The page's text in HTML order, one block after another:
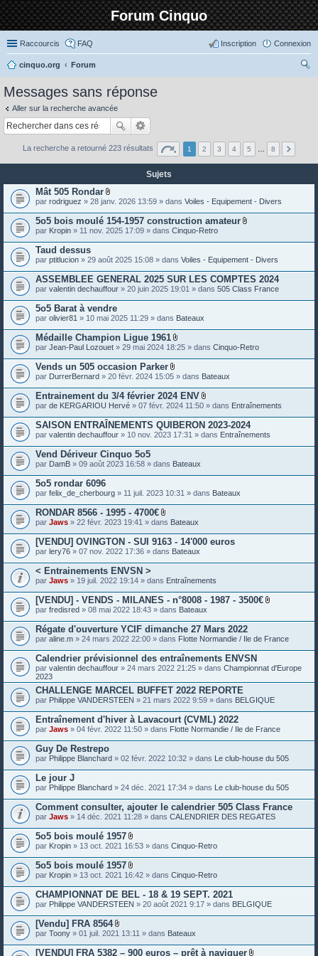
Forum Cinquo
Raccourcis FAQ Connexion
Inscription
cinquo.org
Forum
Messages sans réponse
Aller sur la recherche avancée
La recherche a retourné 223 résultats 1 2 3 4 5 8
Sujets
Mât 505 Rondar
P
è
c
e
s
o
n
t
e
s
par rodriguez » 28 janv. 2026 13:59 » dans Voiles - Equipement - Divers
5o5 bois moulé 154-1957 construction amateur
è
e
s
j
o
s
par Kropin » 11 nov. 2025 17:09 » dans Cinquo-Retro
Taud dessus
par ptitlucion » 29 août 2025 15:08 » dans Voiles - Equipement - Divers
ASSEMBLEE GENERAL 2025 SUR LES COMPTES 2024
par valentin dechauffour » 20 juin 2025 19:01 » dans 505 Class France
5o5 Barat à vendre
par olivier81 » 10 mai 2025 11:29 » dans Bateaux
Médaille Champion Ligue 1961
P
è
e
s
o
n
t
e
s
par Jean-Paul Lozouet » 29 mai 2024 18:25 » dans Cinquo-Retro
Vends un 505 occasion Parker
P
è
c
e
s
j
o
t
e
s
par DurrerBernard » 20 févr. 2024 15:05 » dans Bateaux
Entrainement du 3/4 février 2024 ENV
P
è
c
e
s
e
s
par de KERGARIOU Hervé » 07 févr. 2024 11:50 » dans Entraînements
SAISON ENTRAÎNEMENTS QUIBERON 2023-2024
par valentin dechauffour » 10 nov. 2023 17:31 » dans Entraînements
Vend Dériveur Cinquo 5o5
par DamB » 09 août 2023 16:58 » dans Bateaux
5o5 rondar 6096
par felix_de_cherbourg » 11 juil. 2023 10:31 » dans Bateaux
RONDAR 8566 - 1995 - 4700€
P
è
c
e
s
o
e
s
par Jaws » 22 févr. 2023 19:41 » dans Bateaux
[VENDU] OVINGTON - SUI 9163 - 14'000 euros
par lery76 » 07 nov. 2022 17:36 » dans Bateaux
< Entrainements ENVSN >
par Jaws » 19 juil. 2022 19:14 » dans Entraînements
[VENDU] - VENDS - MILANES - n°8008 - 1987 - 3500€
è
e
s
o
n
e
s
par fredisred » 08 mai 2022 18:43 » dans Bateaux
Régate d'ouverture YCIF dimanche 27 Mars 2022
par aline.m » 24 mars 2022 22:00 » dans Flotte Normandie / Ile de France
Calendrier prévisionnel des entraînements ENVSN
par valentin dechauffour » 24 mars 2022 21:25 » dans Championnat d'Europe
2023
CHALLENGE MARCEL BUFFET 2022 REPORTE
par Philippe VANDERSTEEN » 21 mars 2022 9:59 » dans BELGIQUE
Entraînement d'hiver à Lavacourt (CVML) 2022
par Jaws » 04 févr. 2022 11:50 » dans Flotte Normandie / Ile de France
Guy De Restrepo
par Philippe Blanchard » 02 févr. 2022 10:32 » dans Le club-house du 505
Le jour J
par Philippe Blanchard » 24 déc. 2021 17:34 » dans Le club-house du 505
Comment consulter, ajouter le calendrier 505 Class France
par Jaws » 14 déc. 2021 11:28 » dans CALENDRIER DES REGATES
5o5 bois moulé 1957
P
è
e
s
o
t
e
s
par Kropin » 13 oct. 2021 16:53 » dans Cinquo-Retro
5o5 bois moulé 1957
P
è
c
e
s
o
n
par Kropin » 13 oct. 2021 16:42 » dans Cinquo-Retro
CHAMPIONNAT DE BEL - 18 & 19 SEPT. 2021
par Philippe VANDERSTEEN » 20 août 2021 9:17 » dans BELGIQUE
[Vendu] FRA 8564
P
è
par Toony » 01 juil. 2021 13:11 » dans Bateaux
[VENDU] FRA 5382 – 900 euros – prêt à naviguer